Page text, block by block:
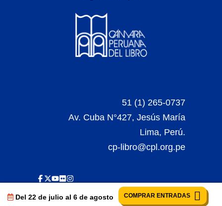
Del 22 de julio al 6 de agosto COMPRAR ENTRADAS
51 (1) 265-0737
Av. Cuba N°427, Jesús María
Lima, Perú.
cp-libro@cpl.org.pe